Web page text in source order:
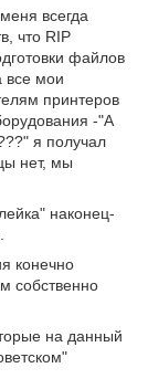
всегда
что RIP
файлов
все мои
принтеров
-"А
я получал
нет, мы
наконец-
конечно
собственно
на данный